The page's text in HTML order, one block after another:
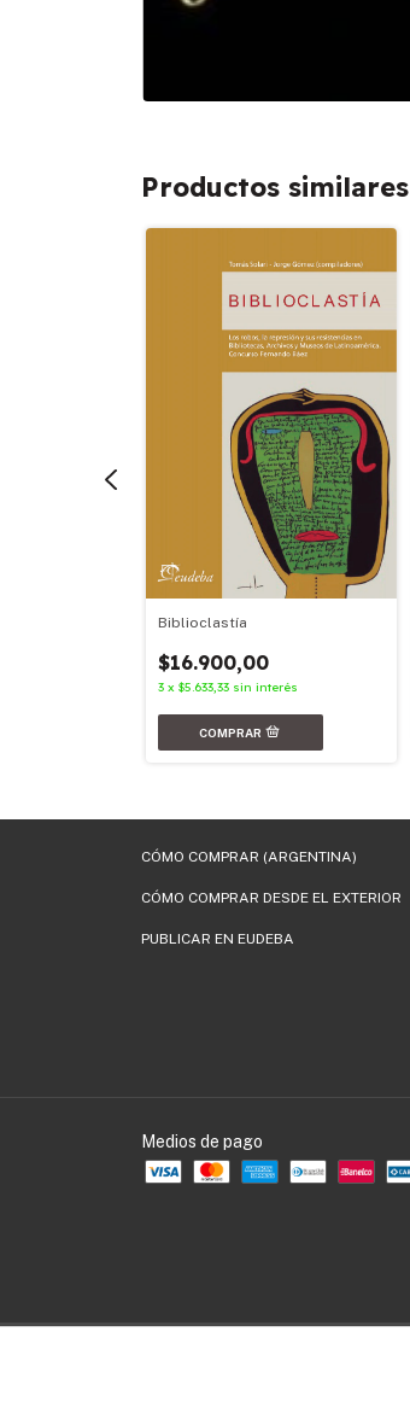
Productos similares
Biblioclastía
$16.900,00
3 x $5.633,33 sin interés
CÓMO COMPRAR (ARGENTINA)
CÓMO COMPRAR DESDE EL EXTERIOR
PUBLICAR EN EUDEBA
Medios de pago